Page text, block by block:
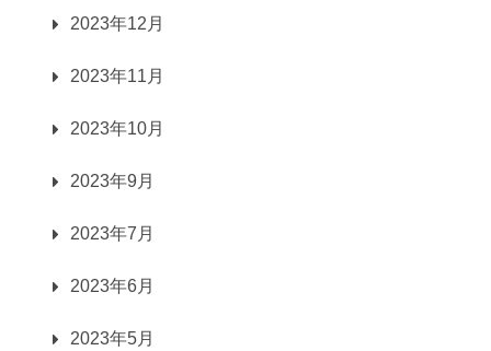
2023年12月
2023年11月
2023年10月
2023年9月
2023年7月
2023年6月
2023年5月